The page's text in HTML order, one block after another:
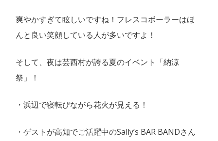
爽やかすぎて眩しいですね！フレスコボーラーはほ
んと良い笑顔している人が多いですよ！
そして、夜は芸西村が誇る夏のイベント「納涼
祭」！
・浜辺で寝転びながら花火が見える！
・ゲストが高知でご活躍中のSally’s BAR BANDさん